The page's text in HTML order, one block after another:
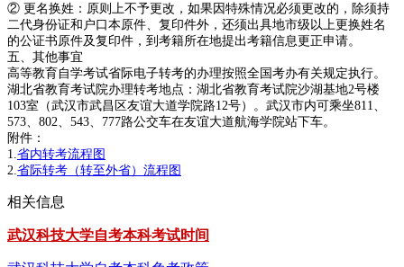
② 更名换姓：原则上不予更改，如果因特殊情况必须更改的，除须持
二代身份证和户口本原件、复印件外，还须出具地市级以上更换姓名
的公证书原件及复印件，到考籍所在地提出考籍信息更正申请。
五、其他事宜
高等教育自学考试省际电子转考的办理按照全国考办有关规定执行。
湖北省教育考试院办理转考地点：湖北省教育考试院沙湖基地2号楼
103室（武汉市武昌区友谊大道学院路12号）。武汉市内可乘坐811、
573、802、543、777路公交车在友谊大道航海学院站下车。
附件：
1. 省内转考流程图
2. 省际转考（转至外省）流程图
相关信息
武汉科技大学自考本科考试时间